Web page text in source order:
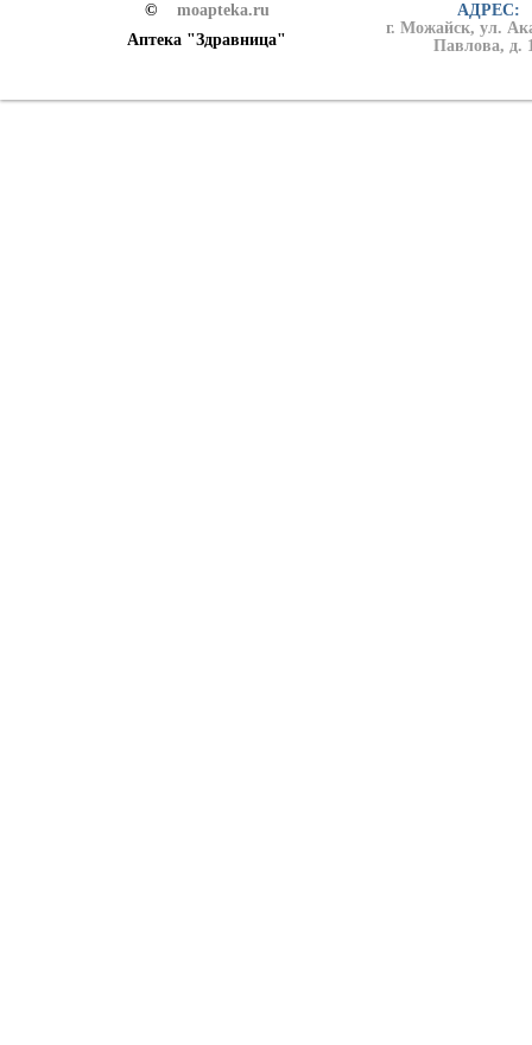
©
moapteka.ru
Аптека "Здравница"
АДРЕС:
г. Можайск, ул.
Павлова, д.